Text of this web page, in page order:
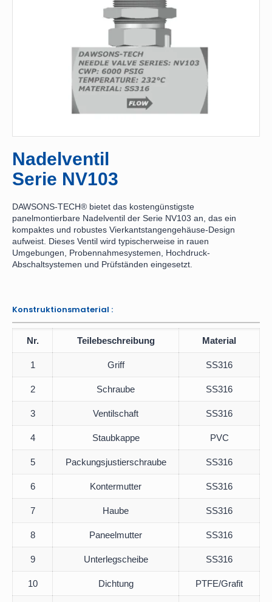
Nadelventil
Serie NV103
DAWSONS-TECH® bietet das kostengünstigste
panelmontierbare Nadelventil der Serie NV103 an, das ein
kompaktes und robustes Vierkantstangengehäuse-Design
aufweist. Dieses Ventil wird typischerweise in rauen
Umgebungen, Probennahmesystemen, Hochdruck-
Abschaltsystemen und Prüfständen eingesetzt.
Konstruktionsmaterial :
Nr. Teilebeschreibung Material
1 Griff SS316
2 Schraube SS316
3 Ventilschaft SS316
4 Staubkappe PVC
5 Packungsjustierschraube SS316
6 Kontermutter SS316
7 Haube SS316
8 Paneelmutter SS316
9 Unterlegscheibe SS316
10 Dichtung PTFE/Grafit